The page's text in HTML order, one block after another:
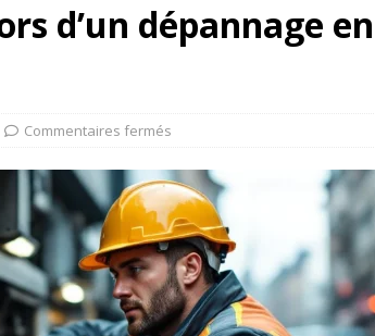
d’un dépannage en
Commentaires fermés